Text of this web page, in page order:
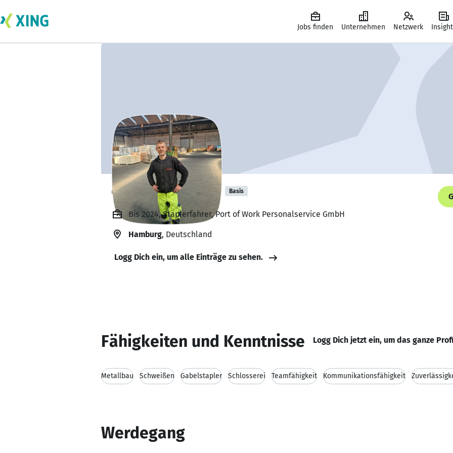
Jobs finden Unternehmen Netzwerk
eugen tkatschew Basis
Bis 2024, Staplerfahrer, Port of Work Personalservice GmbH
Hamburg, Deutschland
Logg Dich ein, um alle Einträge zu sehen.
Fähigkeiten und Kenntnisse Logg Dich jetzt ein, um das ganze
Metallbau Schweißen Gabelstapler Schlosserei Teamfähigkeit Kommunikationsfähigkeit
Werdegang